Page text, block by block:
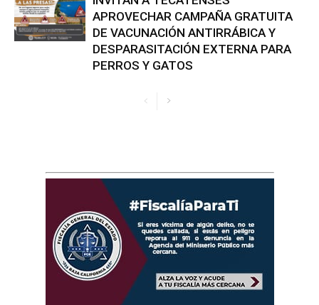
APROVECHAR CAMPAÑA GRATUITA
DE VACUNACIÓN ANTIRRÁBICA Y
DESPARASITACIÓN EXTERNA PARA
PERROS Y GATOS